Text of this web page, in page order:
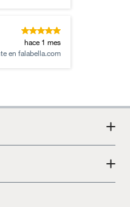
hace 1 mes
en falabella.com